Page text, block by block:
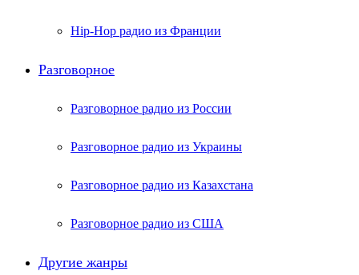
Hip-Hop радио из Франции
Разговорное
Разговорное радио из России
Разговорное радио из Украины
Разговорное радио из Казахстана
Разговорное радио из США
Другие жанры